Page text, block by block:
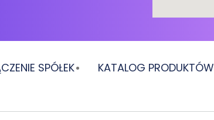
SPÓŁEK KATALOG PRODUKTÓW